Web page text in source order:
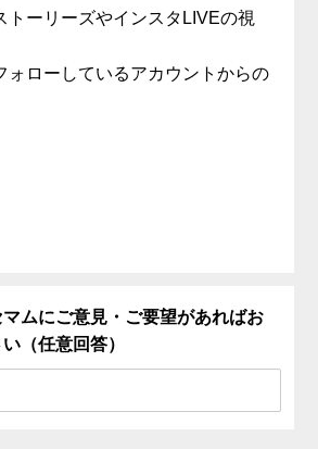
トーリーズやインスタLIVEの視
ォローしているアカウントからの
ムにご意見・ご要望があればお
（任意回答）